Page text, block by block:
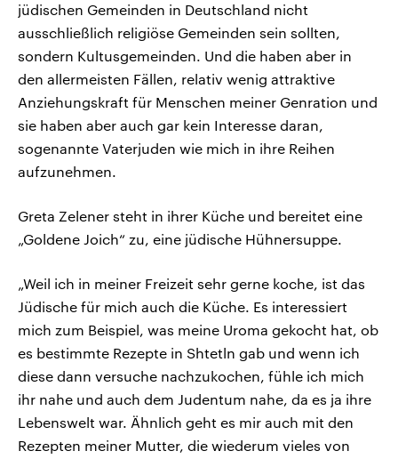
jüdischen Gemeinden in Deutschland nicht
ausschließlich religiöse Gemeinden sein sollten,
sondern Kultusgemeinden. Und die haben aber in
den allermeisten Fällen, relativ wenig attraktive
Anziehungskraft für Menschen meiner Genration und
sie haben aber auch gar kein Interesse daran,
sogenannte Vaterjuden wie mich in ihre Reihen
aufzunehmen.
Greta Zelener steht in ihrer Küche und bereitet eine
„Goldene Joich“ zu, eine jüdische Hühnersuppe.
„Weil ich in meiner Freizeit sehr gerne koche, ist das
Jüdische für mich auch die Küche. Es interessiert
mich zum Beispiel, was meine Uroma gekocht hat, ob
es bestimmte Rezepte in Shtetln gab und wenn ich
diese dann versuche nachzukochen, fühle ich mich
ihr nahe und auch dem Judentum nahe, da es ja ihre
Lebenswelt war. Ähnlich geht es mir auch mit den
Rezepten meiner Mutter, die wiederum vieles von